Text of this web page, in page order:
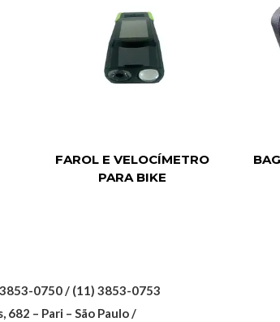
FAROL E VELOCÍMETRO
PARA BIKE
0750 / (11) 3853-0753
682 – Pari – São Paulo /